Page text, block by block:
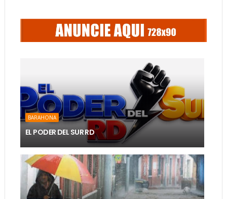
BARAHONA
EL PODER DEL SUR RD